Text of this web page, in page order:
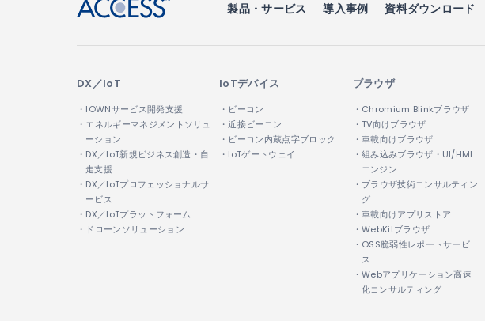
製品・サービス 導入事例 資料ダウンロード
DX／IoT
・IOWNサービス開発支援
・エネルギーマネジメントソリュ
ーション
・DX／IoT新規ビジネス創造・自
走支援
・DX／IoTプロフェッショナルサ
ービス
・DX／IoTプラットフォーム
・ドローンソリューション
IoTデバイス
・ビーコン
・近接ビーコン
・ビーコン内蔵点字ブロック
・IoTゲートウェイ
ブラウザ
・Chromium Blinkブラウザ
・TV向けブラウザ
・車載向けブラウザ
・組み込みブラウザ・UI/HMI
エンジン
・ブラウザ技術コンサルティン
グ
・車載向けアプリストア
・WebKitブラウザ
・OSS脆弱性レポートサービ
ス
・Webアプリケーション高速
化コンサルティング